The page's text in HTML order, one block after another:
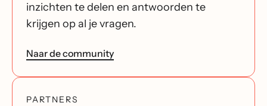
inzichten te delen en antwoorden te
krijgen op al je vragen.
Naar de community
PARTNERS